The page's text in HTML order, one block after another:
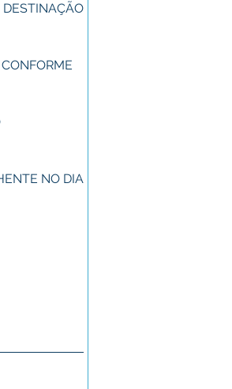
NO DIA